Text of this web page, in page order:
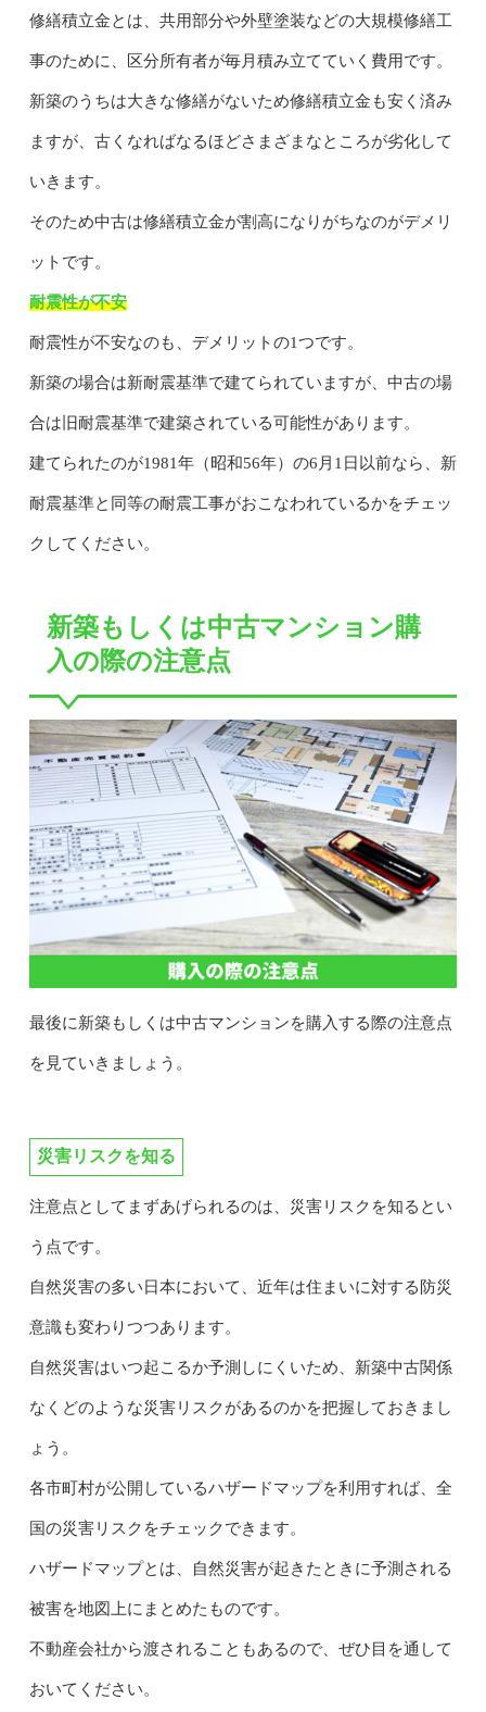
修繕積立金とは、共用部分や外壁塗装などの大規模修繕工
事のために、区分所有者が毎月積み立てていく費用です。
新築のうちは大きな修繕がないため修繕積立金も安く済み
ますが、古くなればなるほどさまざまなところが劣化して
いきます。
そのため中古は修繕積立金が割高になりがちなのがデメリ
ットです。
耐震性が不安
耐震性が不安なのも、デメリットの1つです。
新築の場合は新耐震基準で建てられていますが、中古の場
合は旧耐震基準で建築されている可能性があります。
建てられたのが1981年（昭和56年）の6月1日以前なら、新
耐震基準と同等の耐震工事がおこなわれているかをチェッ
クしてください。
新築もしくは中古マンション購
入の際の注意点
最後に新築もしくは中古マンションを購入する際の注意点
を見ていきましょう。
災害リスクを知る
注意点としてまずあげられるのは、災害リスクを知るとい
う点です。
自然災害の多い日本において、近年は住まいに対する防災
意識も変わりつつあります。
自然災害はいつ起こるか予測しにくいため、新築中古関係
なくどのような災害リスクがあるのかを把握しておきまし
ょう。
各市町村が公開しているハザードマップを利用すれば、全
国の災害リスクをチェックできます。
ハザードマップとは、自然災害が起きたときに予測される
被害を地図上にまとめたものです。
不動産会社から渡されることもあるので、ぜひ目を通して
おいてください。